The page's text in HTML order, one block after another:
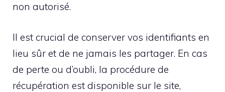
non autorisé.
Il est crucial de conserver vos identifiants en
lieu sûr et de ne jamais les partager. En cas
de perte ou d’oubli, la procédure de
récupération est disponible sur le site,